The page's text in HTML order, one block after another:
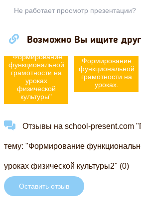
Не работает просмотр презентации?
Возможно Вы ищите
Презентация на
тему:
"Формирование
функциональной
грамотности на
уроках
физической
культуры"
Формирование
функциональной
грамотности на
уроках.
Отзывы на school-present.com
тему: "Формирование
уроках физической культуры2" (0)
Оставить отзыв